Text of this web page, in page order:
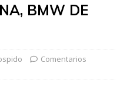
BMW DE
Comentarios